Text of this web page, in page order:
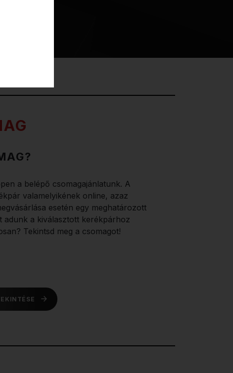
a belépő csomagajánlatunk. A
valamelyikének online, azaz
esetén egy meghatározott
adunk a kiválasztott kerékpárhoz
Tekintsd meg a csomagot!